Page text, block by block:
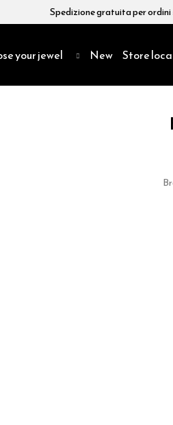
Spedizione gratuita per
your jewel New Store